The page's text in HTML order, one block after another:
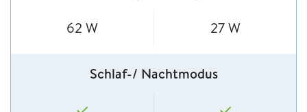
62 W 27 W
Schlaf-/ Nachtmodus